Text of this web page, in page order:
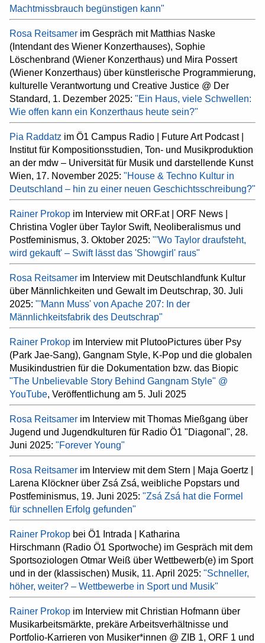
Machtmissbrauch begünstigen kann"
Rosa Reitsamer im Gespräch mit Matthias Naske
(Intendant des Wiener Konzerthauses), Sophie
Löschenbrand (Wiener Konzerthaus) und Mira Possert
(Wiener Konzerthaus) über künstlerische Programmierung,
kulturelle Verantwortung und Creative Justice @ Der
Standard, 1. Dezember 2025: "Ein Haus, viele Schwellen:
Wie offen kann ein Konzerthaus heute sein?"
Pia Raddatz im Ö1 Campus Radio | Future Art Podcast |
Institut für Kompositionsstudien, Ton- und Musikproduktion
an der mdw – Universität für Musik und darstellende Kunst
Wien, 17. November 2025: "House & Techno Kultur in
Deutschland – hin zu einer neuen Geschichtsschreibung?"
Rainer Prokop im Interview mit ORF.at | ORF News |
Christina Vogler über Taylor Swift, Neoliberalismus und
Postfeminismus, 3. Oktober 2025: "'Wo Taylor draufsteht,
wird gekauft' – Swift lässt das 'Showgirl' raus"
Rosa Reitsamer im Interview mit Deutschlandfunk Kultur
über Männlichkeiten und Gewalt im Deutschrap, 30. Juli
2025: "'Mann Muss' von Apache 207: In der
Männlichkeitsfabrik des Deutschrap"
Rainer Prokop im Interview mit PlutooPictures über Psy
(Park Jae-Sang), Gangnam Style, K-Pop und die globalen
Musikindustrien für die Dokumentation bzw. das Biopic
"The Unbelievable Story Behind Gangnam Style" @
YouTube, Veröffentlichung am 5. Juli 2025
Rosa Reitsamer im Interview mit Thomas Mießgang über
Jugend und Jugendkulturen für Radio Ö1 "Diagonal", 28.
Juni 2025: "Forever Young"
Rosa Reitsamer im Interview mit dem Stern | Maja Goertz |
Larena Klöckner über Zsá Zsá, weibliche Popstars und
Postfeminismus, 19. Juni 2025: "Zsá Zsá hat die Formel
für schnellen Erfolg gefunden"
Rainer Prokop bei Ö1 Intrada | Katharina
Hirschmann (Radio Ö1 Sportwoche) im Gespräch mit dem
Sportsoziologen Otmar Weiß über Wettbewerb(e) im Sport
und in der (klassischen) Musik, 11. April 2025: "Schneller,
höher, weiter? – Wettbewerbe in Sport und Musik"
Rainer Prokop im Interview mit Christian Hofmann über
Musikarbeitsmärkte, prekäre Arbeitsverhältnisse und
Portfolio-Karrieren von Musiker*innen @ ZIB 1, ORF 1 und